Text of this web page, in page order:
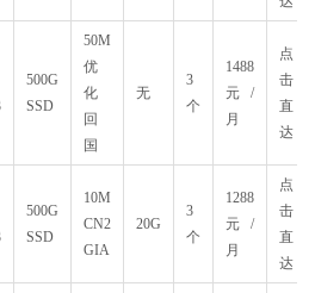
500G
SSD
50M
优
化
回
国
无
3
个
1488
元/
月
点
击
直
达
500G
SSD
10M
CN2
GIA
20G
3
个
1288
元/
月
点
击
直
达